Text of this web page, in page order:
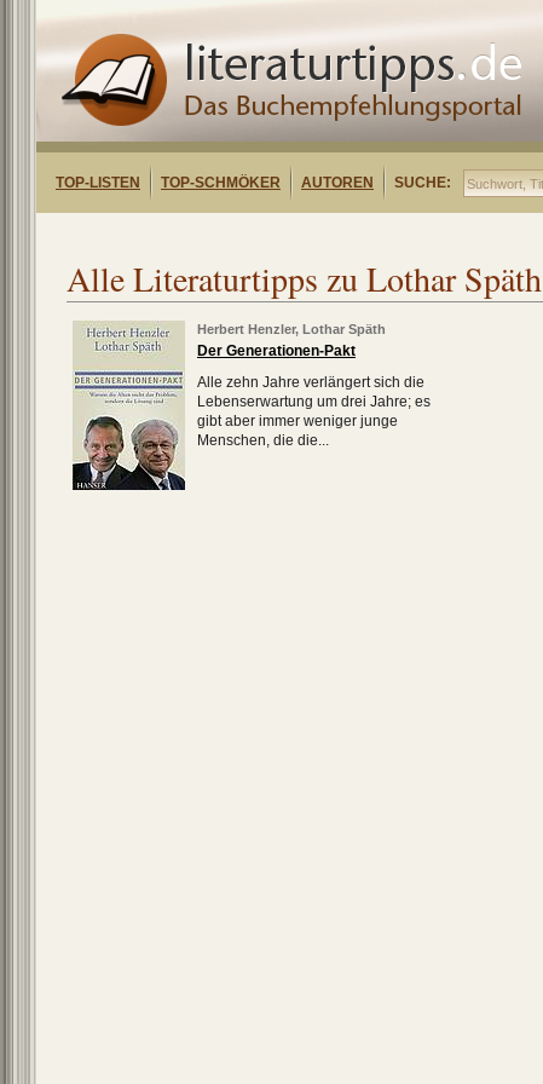
TOP-LISTEN TOP-SCHMÖKER AUTOREN SUCHE:
Alle Literaturtipps zu Lothar Späth
Herbert Henzler, Lothar Späth
Der Generationen-Pakt
Alle zehn Jahre verlängert sich die
Lebenserwartung um drei Jahre; es
gibt aber immer weniger junge
Menschen, die die...